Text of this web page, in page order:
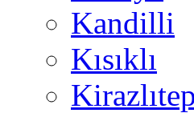
Kandilli
Kısıklı